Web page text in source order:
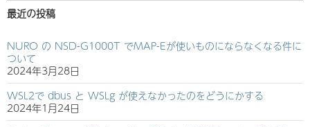
最近の投稿
NURO の NSD-G1000T でMAP-Eが使いものにならなくなる件に
ついて
2024年3月28日
WSL2で dbus と WSLg が使えなかったのをどうにかする
2024年1月24日